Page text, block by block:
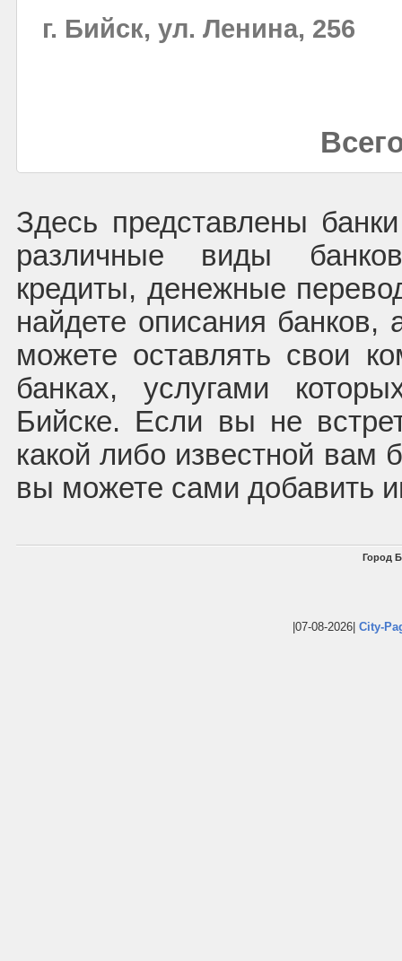
г. Бийск, ул. Ленина, 256
Здесь представлены
различные виды
кредиты, денежные
найдете описания
можете оставлять свои
банках, услугами
Бийске. Если вы не
какой либо известной вам
вы можете сами добавить
Город
|07-08-2026| City-